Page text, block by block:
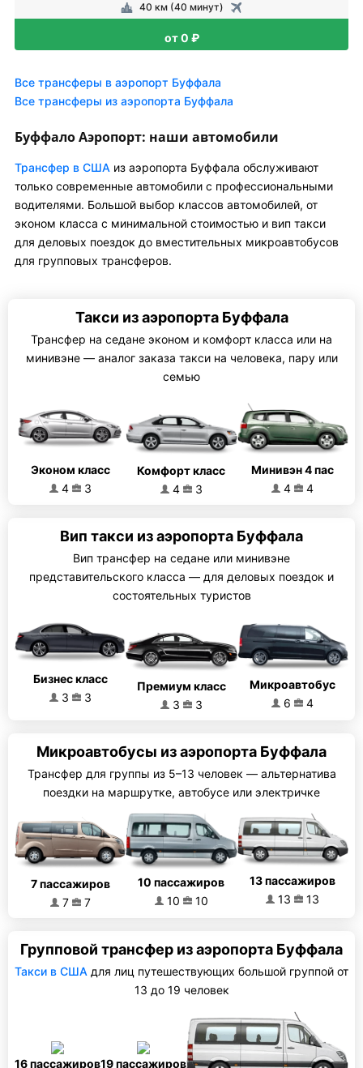
40 км (40 минут)
от 0 ₽
Все трансферы в аэропорт Буффала
Все трансферы из аэропорта Буффала
Буффало Аэропорт: наши автомобили
Трансфер в США из аэропорта Буффала обслуживают
только современные автомобили с профессиональными
водителями. Большой выбор классов автомобилей, от
эконом класса с минимальной стоимостью и вип такси
для деловых поездок до вместительных микроавтобусов
для групповых трансферов.
Такси из аэропорта Буффала
Трансфер на седане эконом и комфорт класса или на
минивэне — аналог заказа такси на человека, пару или
семью
Эконом класс
4
3
Комфорт класс
4
3
Минивэн 4 пас
4
4
Вип такси из аэропорта Буффала
Вип трансфер на седане или минивэне
представительского класса — для деловых поездок и
состоятельных туристов
Бизнес класс
3
3
Премиум класс
3
3
Микроавтобус
6
4
Микроавтобусы из аэропорта Буффала
Трансфер для группы из 5–13 человек — альтернатива
поездки на маршрутке, автобусе или электричке
7 пассажиров
7
7
10 пассажиров
10
10
13 пассажиров
13
13
Групповой трансфер из аэропорта Буффала
Такси в США для лиц путешествующих большой группой от
13 до 19 человек
16 пассажиров19 пассажиров